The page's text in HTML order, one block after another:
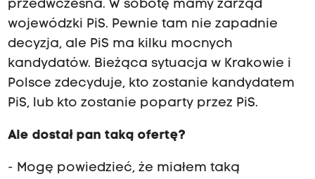
przedwczesna. W sobotę mamy zarząd
wojewódzki PiS. Pewnie tam nie zapadnie
decyzja, ale PiS ma kilku mocnych
kandydatów. Bieżąca sytuacja w Krakowie i
Polsce zdecyduje, kto zostanie kandydatem
PiS, lub kto zostanie poparty przez PiS.
Ale dostał pan taką ofertę?
- Mogę powiedzieć, że miałem taką